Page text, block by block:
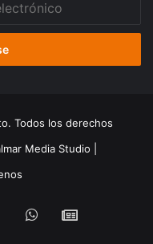
Todos los derechos
Media Studio
TelegramWhatsApp
Google